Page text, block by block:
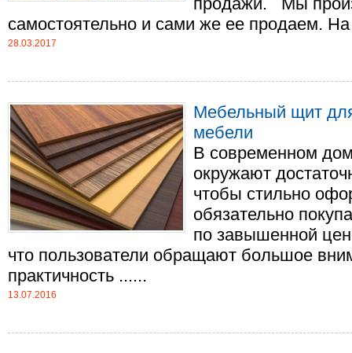
самостоятельно и сами же ее продаем.
28.03.2017
Мебельный щит
мебели
В современном
окружают
чтобы стильно
обязательно
по завышенной
что пользователи обращают большое
практичность ......
13.07.2016